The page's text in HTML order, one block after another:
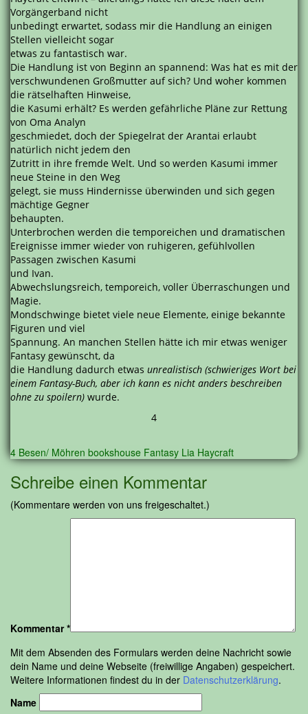
Vorgängerband nicht
unbedingt erwartet, sodass mir die Handlung an einigen
Stellen vielleicht sogar
etwas zu fantastisch war.
Die Handlung ist von Beginn an spannend: Was hat es mit der
verschwundenen Großmutter auf sich? Und woher kommen
die rätselhaften Hinweise,
die Kasumi erhält? Es werden gefährliche Pläne zur Rettung
von Oma Analyn
geschmiedet, doch der Spiegelrat der Arantai erlaubt
natürlich nicht jedem den
Zutritt in ihre fremde Welt. Und so werden Kasumi immer
neue Steine in den Weg
gelegt, sie muss Hindernisse überwinden und sich gegen
mächtige Gegner
behaupten.
Unterbrochen werden die temporeichen und dramatischen
Ereignisse immer wieder von ruhigeren, gefühlvollen
Passagen zwischen Kasumi
und Ivan.
Abwechslungsreich, temporeich, voller Überraschungen und
Magie.
Mondschwinge bietet viele neue Elemente, einige bekannte
Figuren und viel
Spannung. An manchen Stellen hätte ich mir etwas weniger
Fantasy gewünscht, da
die Handlung dadurch etwas unrealistisch (schwieriges Wort bei
einem Fantasy-Buch, aber ich kann es nicht anders beschreiben
ohne zu spoilern) wurde.
4
4 Besen/ Möhren bookshouse Fantasy Lia Haycraft
Schreibe einen Kommentar
(Kommentare werden von uns freigeschaltet.)
Kommentar*
Mit dem Absenden des Formulars werden deine Nachricht sowie
dein Name und deine Webseite (freiwillige Angaben) gespeichert.
Weitere Informationen findest du in der Datenschutzerklärung.
Name